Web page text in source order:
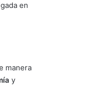
en
manera
y